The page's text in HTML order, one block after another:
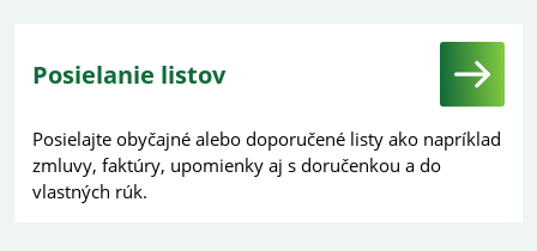
Posielanie listov
Posielajte obyčajné alebo doporučené listy ako napríklad
zmluvy, faktúry, upomienky aj s doručenkou a do
vlastných rúk.